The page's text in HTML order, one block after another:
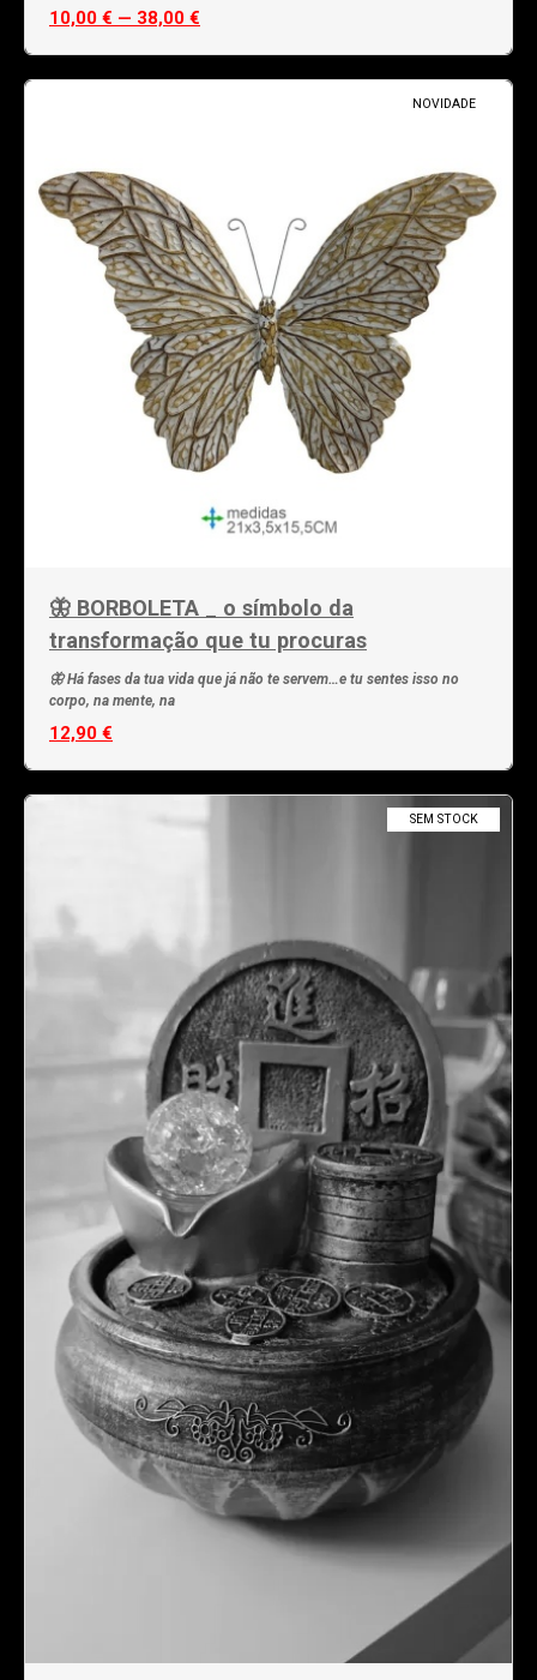
10,00 € — 38,00 €
NOVIDADE
🦋 BORBOLETA _ o símbolo da
transformação que tu procuras
🦋 Há fases da tua vida que já não te servem…e tu sentes isso no
corpo, na mente, na
12,90 €
SEM STOCK